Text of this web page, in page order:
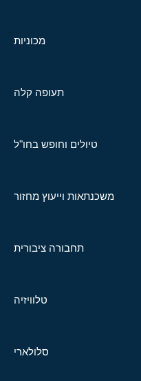
מכוניות
תעופה קלה
טיולים וחופש בחו"ל
משכנתאות וייעוץ מחזור
תחבורה ציבורית
טלוויזיה
סלולארי